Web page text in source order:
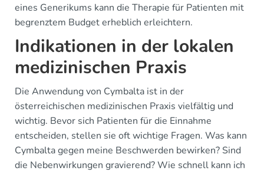
eines Generikums kann die Therapie für Patienten mit
begrenztem Budget erheblich erleichtern.
Indikationen in der lokalen
medizinischen Praxis
Die Anwendung von Cymbalta ist in der
österreichischen medizinischen Praxis vielfältig und
wichtig. Bevor sich Patienten für die Einnahme
entscheiden, stellen sie oft wichtige Fragen. Was kann
Cymbalta gegen meine Beschwerden bewirken? Sind
die Nebenwirkungen gravierend? Wie schnell kann ich